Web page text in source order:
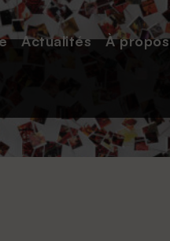
Actualités Àpropos